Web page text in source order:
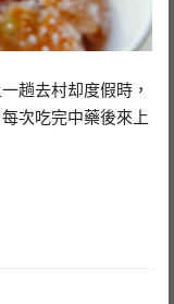
趟去村却度假時，
次吃完中藥後來上